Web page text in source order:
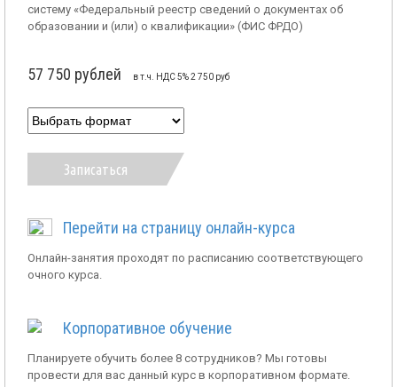
систему «Федеральный реестр сведений о документах об
образовании и (или) о квалификации» (ФИС ФРДО)
57 750 рублей в т.ч. НДС 5% 2 750 руб
Записаться
Перейти на страницу онлайн-курса
Онлайн-занятия проходят по расписанию соответствующего
очного курса.
Корпоративное обучение
Планируете обучить более 8 сотрудников? Мы готовы
провести для вас данный курс в корпоративном формате.